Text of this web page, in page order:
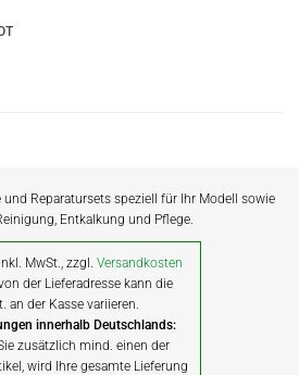
und Reparatursets speziell für Ihr Modell sowie
Entkalkung und Pflege.
MwSt., zzgl.Versandkosten
der Lieferadresse kann die
an der Kasse variieren.
innerhalb Deutschlands:
zusätzlich mind. einen der
wird Ihre gesamte Lieferung